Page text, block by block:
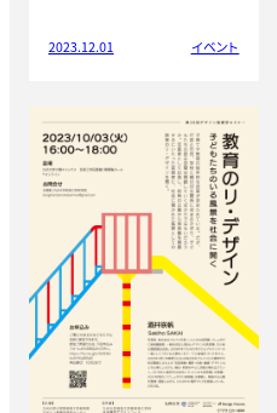
2023.12.01 イベント